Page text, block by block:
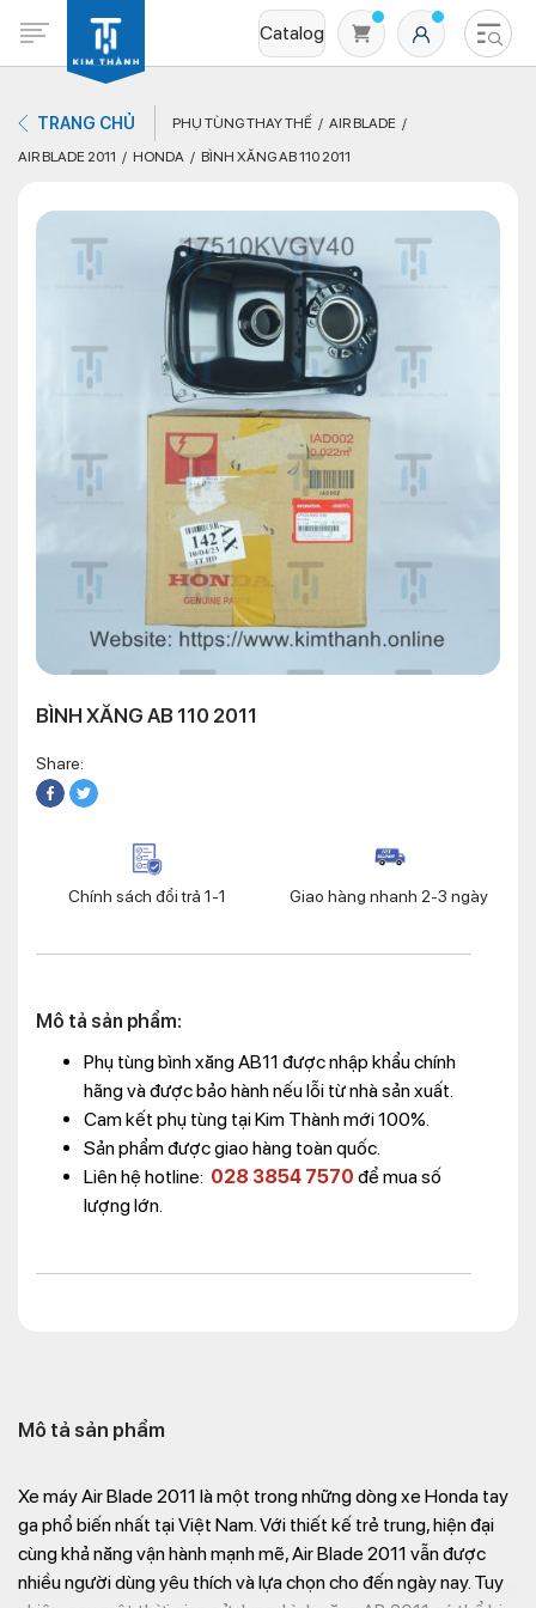
Catalog
Không có sản phẩm nào trong giỏ hàng
TRANG CHỦ PHỤ TÙNG THAY THẾ
AIR BLADE
AIR BLADE 2011
HONDA BÌNH XĂNG AB 110 2011
BÌNH XĂNG AB 110 2011
Share:
Chính sách đổi trả 1-1 Giao hàng nhanh 2-3 ngày
Mô tả sản phẩm:
Phụ tùng bình xăng AB11 được nhập khẩu chính
hãng và được bảo hành nếu lỗi từ nhà sản xuất.
Cam kết phụ tùng tại Kim Thành mới 100%.
Sản phẩm được giao hàng toàn quốc.
Liên hệ hotline: 028 3854 7570 để mua số
lượng lớn.
Mô tả sản phẩm
Xe máy Air Blade 2011 là một trong những dòng xe Honda tay
ga phổ biến nhất tại Việt Nam. Với thiết kế trẻ trung, hiện đại
cùng khả năng vận hành mạnh mẽ, Air Blade 2011 vẫn được
nhiều người dùng yêu thích và lựa chọn cho đến ngày nay. Tuy